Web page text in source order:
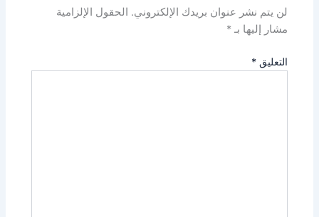
لن يتم نشر عنوان بريدك الإلكتروني.
الحقول الإلزامية
مشار إليها بـ*
التعليق*